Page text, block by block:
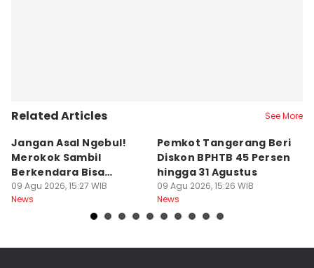
Related Articles See More
Jangan Asal Ngebul!
Merokok Sambil
Berkendara Bisa
Didenda Rp750 Ribu
09 Agu 2026, 15:27 WIB
News
Pemkot Tangerang Beri
Diskon BPHTB 45 Persen
hingga 31 Agustus
09 Agu 2026, 15:26 WIB
News